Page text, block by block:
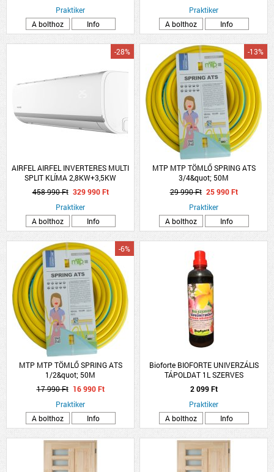
Praktiker
A bolthoz
Info
Praktiker
A bolthoz
Info
AIRFEL AIRFEL INVERTERES MULTI
SPLIT KLÍMA 2,8KW+3,5KW
2LMX50N/LRXM25UVB1B/LRXM35UVB1B
-28%
458 990 Ft 329 990 Ft
Praktiker
A bolthoz
Info
MTP MTP TÖMLŐ SPRING ATS
3/4&quot; 50M
CSAVARODÁSMENTES
-13%
29 990 Ft 25 990 Ft
Praktiker
A bolthoz
Info
MTP MTP TÖMLŐ SPRING ATS
1/2&quot; 50M
CSAVARODÁSMENTES
-6%
17 990 Ft 16 990 Ft
Praktiker
A bolthoz
Info
Bioforte BIOFORTE UNIVERZÁLIS
TÁPOLDAT 1L SZERVES
2 099 Ft
Praktiker
A bolthoz
Info